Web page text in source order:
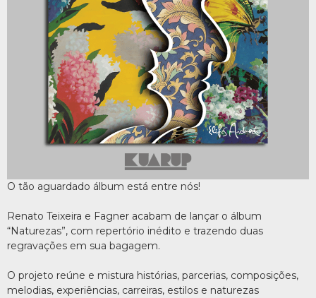
O tão aguardado álbum está entre nós!
Renato Teixeira e Fagner acabam de lançar o álbum
“Naturezas”, com repertório inédito e trazendo duas
regravações em sua bagagem.
O projeto reúne e mistura histórias, parcerias, composições,
melodias, experiências, carreiras, estilos e naturezas